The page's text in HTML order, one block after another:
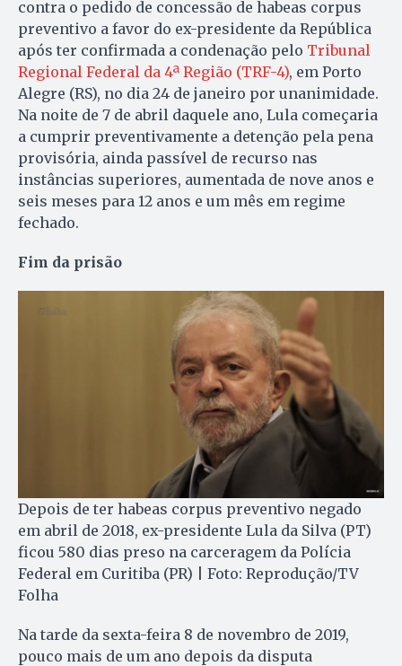
contra o pedido de concessão de habeas corpus
preventivo a favor do ex-presidente da República
após ter confirmada a condenação pelo Tribunal
Regional Federal da 4ª Região (TRF-4), em Porto
Alegre (RS), no dia 24 de janeiro por unanimidade.
Na noite de 7 de abril daquele ano, Lula começaria
a cumprir preventivamente a detenção pela pena
provisória, ainda passível de recurso nas
instâncias superiores, aumentada de nove anos e
seis meses para 12 anos e um mês em regime
fechado.
Fim da prisão
Depois de ter habeas corpus preventivo negado
em abril de 2018, ex-presidente Lula da Silva (PT)
ficou 580 dias preso na carceragem da Polícia
Federal em Curitiba (PR) | Foto: Reprodução/TV
Folha
Na tarde da sexta-feira 8 de novembro de 2019,
pouco mais de um ano depois da disputa